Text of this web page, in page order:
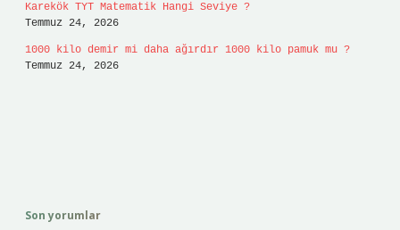
Karekök TYT Matematik Hangi Seviye ?
Temmuz 24, 2026
1000 kilo demir mi daha ağırdır 1000 kilo pamuk mu ?
Temmuz 24, 2026
Son yorumlar